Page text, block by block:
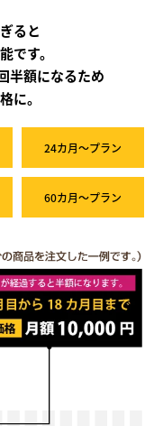
ると
です。
半額になるため
に。
24カ月～プラン
60カ月～プラン